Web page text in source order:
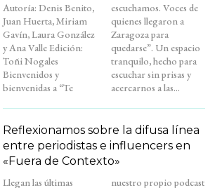
Autoría: Denis Benito,
Juan Huerta, Miriam
Gavín, Laura González
y Ana Valle Edición:
Toñi Nogales
Bienvenidos y
bienvenidas a “Te
escuchamos. Voces de
quienes llegaron a
Zaragoza para
quedarse”. Un espacio
tranquilo, hecho para
escuchar sin prisas y
acercarnos a las...
Reflexionamos sobre la difusa línea
entre periodistas e influencers en
«Fuera de Contexto»
Llegan las últimas
nuestro propio podcast